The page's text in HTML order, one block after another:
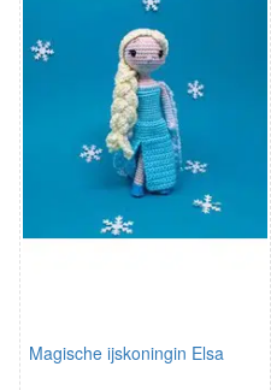
Magische ijskoningin Elsa